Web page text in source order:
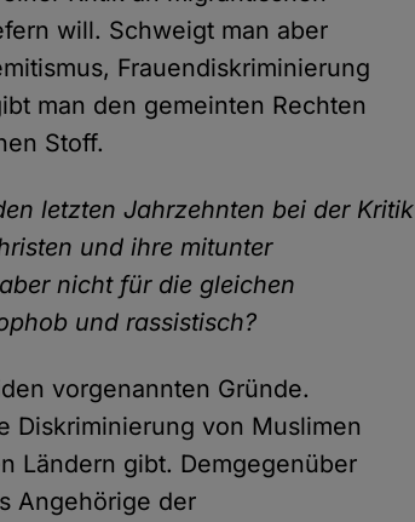
will. Schweigt man aber
Frauendiskriminierung
man den gemeinten Rechten
Stoff.
letzten Jahrzehnten bei der Kritik
und ihre mitunter
nicht für die gleichen
und rassistisch?
vorgenannten Gründe.
Diskriminierung von Muslimen
Ländern gibt. Demgegenüber
Angehörige der